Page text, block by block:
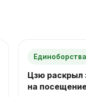
Цзю раскрыл
на